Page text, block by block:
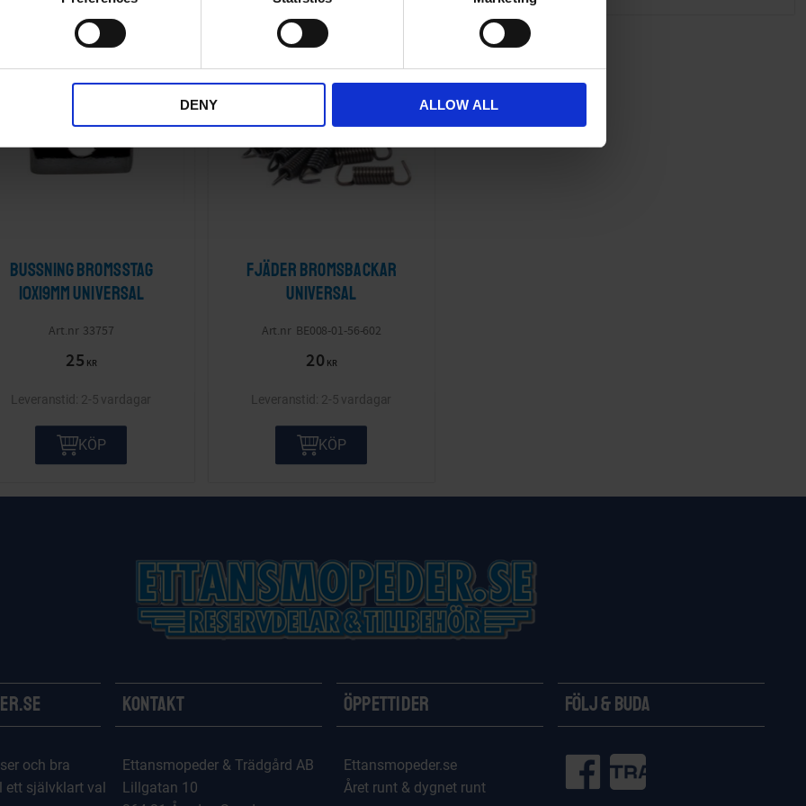
DENY ALLOW ALL
Bussning bromsstag
10x19mm Universal
33757
25 KR
Lägg till i önskelista
2-5 vardagar
KÖP
Fjäder bromsbackar
Universal
BE008-01-56-602
20 KR
Lägg till i önskelista
2-5 vardagar
KÖP
och bra
ett självklart val
Kontakt
Ettansmopeder & Trädgård AB
Lillgatan 10
Öppettider
Ettansmopeder.se
Året runt & dygnet runt
Följ & Buda